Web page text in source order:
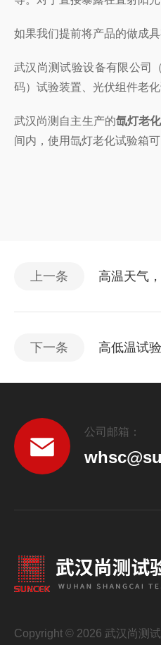
如果我们提前将产品的做成
武汉尚测试验设备有限公司
码）试验装置、光伏组件老
武汉尚测自主生产的氙灯老
间内，使用氙灯老化试验箱
上一条 高温天气
下一条 高低温试
公司邮箱：
Copyright © 2026 武汉尚测